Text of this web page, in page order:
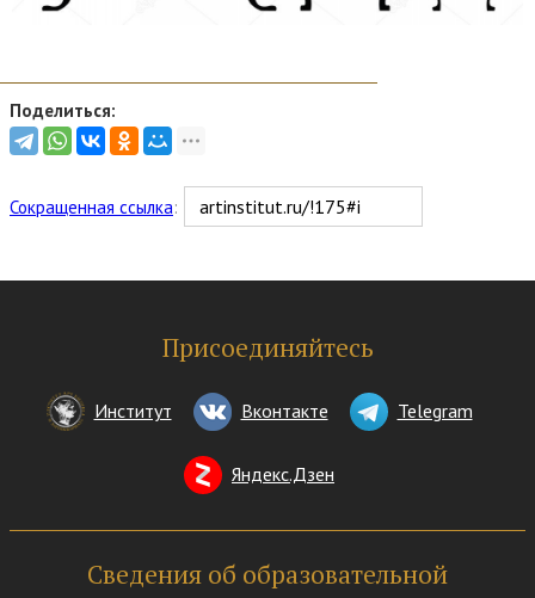
Поделиться:
Сокращенная ссылка:
Присоединяйтесь
Институт Вконтакте Telegram
Яндекс.Дзен
Сведения об образовательной